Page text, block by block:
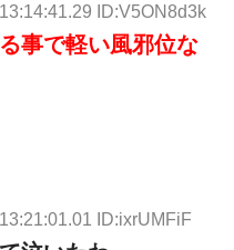
ID:V5ON8d3k
事で軽い風邪位な
ID:ixrUMFiF